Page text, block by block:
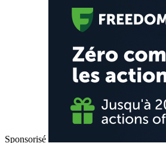
Sponsorisé